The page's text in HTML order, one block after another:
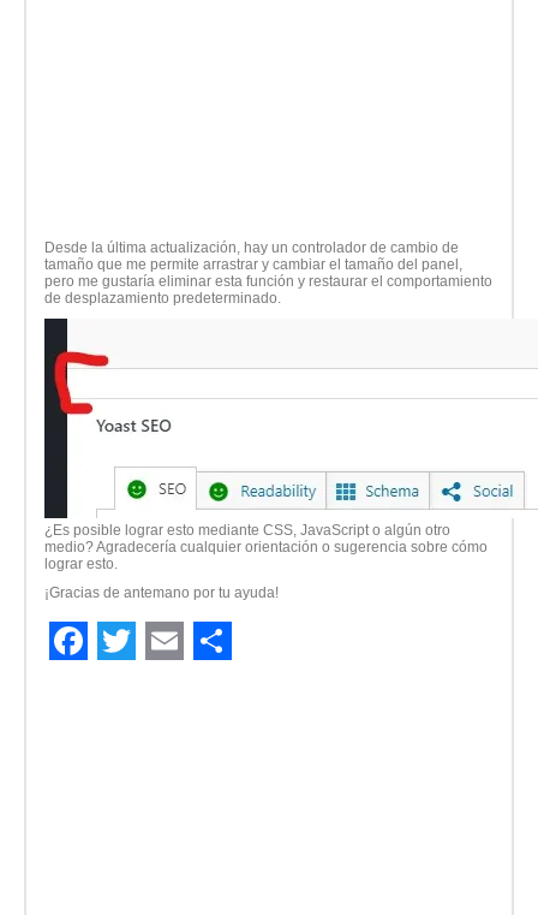
Desde la última actualización, hay un controlador de cambio de
tamaño que me permite arrastrar y cambiar el tamaño del panel,
pero me gustaría eliminar esta función y restaurar el comportamiento
de desplazamiento predeterminado.
¿Es posible lograr esto mediante CSS, JavaScript o algún otro
medio? Agradecería cualquier orientación o sugerencia sobre cómo
lograr esto.
¡Gracias de antemano por tu ayuda!